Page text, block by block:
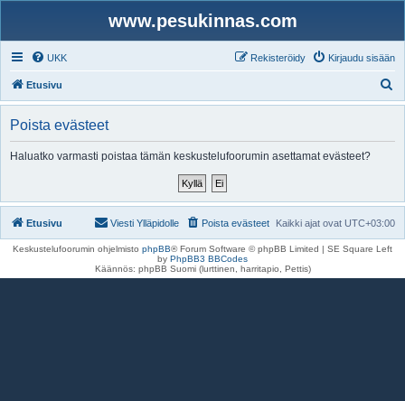
www.pesukinnas.com
UKK Kirjaudu sisään
Rekisteröidy
Etusivu
t
Poista evästeet
Haluatko varmasti poistaa tämän keskustelufoorumin asettamat evästeet?
Etusivu Kaikki ajat ovat UTC+03:00
Poista evästeet
Viesti Ylläpidolle
Keskustelufoorumin ohjelmisto phpBB® Forum Software © phpBB Limited | SE Square Left
by PhpBB3 BBCodes
Käännös: phpBB Suomi (lurttinen, harritapio, Pettis)